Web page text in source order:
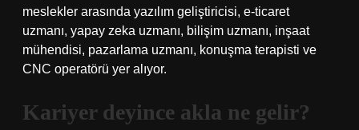
meslekler arasında yazılım geliştiricisi, e-ticaret
uzmanı, yapay zeka uzmanı, bilişim uzmanı, inşaat
mühendisi, pazarlama uzmanı, konuşma terapisti ve
CNC operatörü yer alıyor.
Kariyer deyince akla ne gelir?